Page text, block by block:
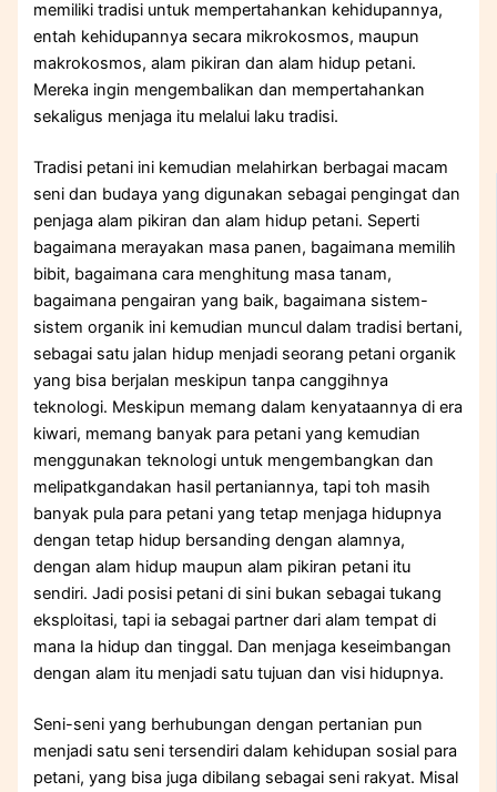
memiliki tradisi untuk mempertahankan kehidupannya,
entah kehidupannya secara mikrokosmos, maupun
makrokosmos, alam pikiran dan alam hidup petani.
Mereka ingin mengembalikan dan mempertahankan
sekaligus menjaga itu melalui laku tradisi.
Tradisi petani ini kemudian melahirkan berbagai macam
seni dan budaya yang digunakan sebagai pengingat dan
penjaga alam pikiran dan alam hidup petani. Seperti
bagaimana merayakan masa panen, bagaimana memilih
bibit, bagaimana cara menghitung masa tanam,
bagaimana pengairan yang baik, bagaimana sistem-
sistem organik ini kemudian muncul dalam tradisi bertani,
sebagai satu jalan hidup menjadi seorang petani organik
yang bisa berjalan meskipun tanpa canggihnya
teknologi. Meskipun memang dalam kenyataannya di era
kiwari, memang banyak para petani yang kemudian
menggunakan teknologi untuk mengembangkan dan
melipatkgandakan hasil pertaniannya, tapi toh masih
banyak pula para petani yang tetap menjaga hidupnya
dengan tetap hidup bersanding dengan alamnya,
dengan alam hidup maupun alam pikiran petani itu
sendiri. Jadi posisi petani di sini bukan sebagai tukang
eksploitasi, tapi ia sebagai partner dari alam tempat di
mana Ia hidup dan tinggal. Dan menjaga keseimbangan
dengan alam itu menjadi satu tujuan dan visi hidupnya.
Seni-seni yang berhubungan dengan pertanian pun
menjadi satu seni tersendiri dalam kehidupan sosial para
petani, yang bisa juga dibilang sebagai seni rakyat. Misal